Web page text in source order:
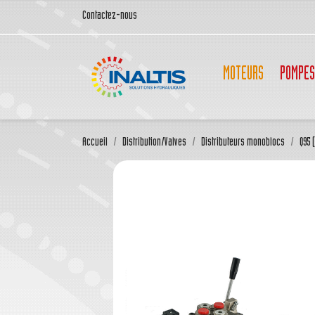
Contactez-nous
MOTEURS POMPES
Accueil Distribution/Valves Distributeurs monoblocs